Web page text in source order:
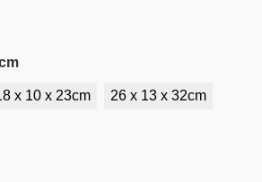
x 10 x 23cm 26 x 13 x 32cm